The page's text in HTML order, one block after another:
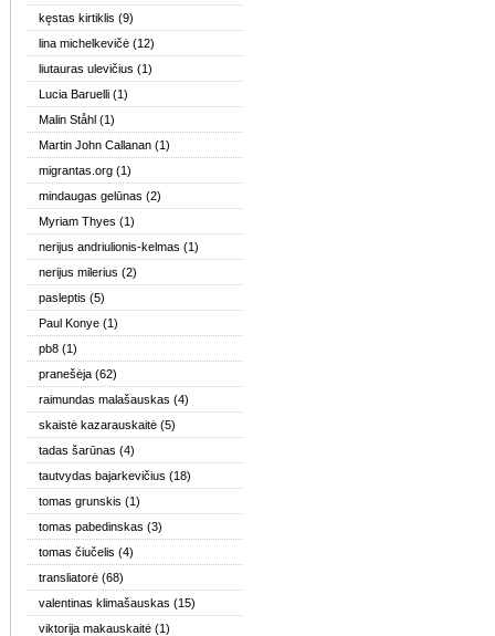
kęstas kirtiklis (9)
lina michelkevičė (12)
liutauras ulevičius (1)
Lucia Baruelli (1)
Malin Ståhl (1)
Martin John Callanan (1)
migrantas.org (1)
mindaugas gelūnas (2)
Myriam Thyes (1)
nerijus andriulionis-kelmas (1)
nerijus milerius (2)
pasleptis (5)
Paul Konye (1)
pb8 (1)
pranešėja (62)
raimundas malašauskas (4)
skaistė kazarauskaitė (5)
tadas šarūnas (4)
tautvydas bajarkevičius (18)
tomas grunskis (1)
tomas pabedinskas (3)
tomas čiučelis (4)
transliatorė (68)
valentinas klimašauskas (15)
viktorija makauskaitė (1)